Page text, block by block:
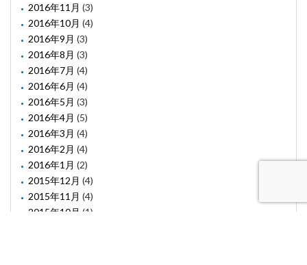
2016年11月 (3)
2016年10月 (4)
2016年9月 (3)
2016年8月 (3)
2016年7月 (4)
2016年6月 (4)
2016年5月 (3)
2016年4月 (5)
2016年3月 (4)
2016年2月 (4)
2016年1月 (2)
2015年12月 (4)
2015年11月 (4)
2015年10月 (1)